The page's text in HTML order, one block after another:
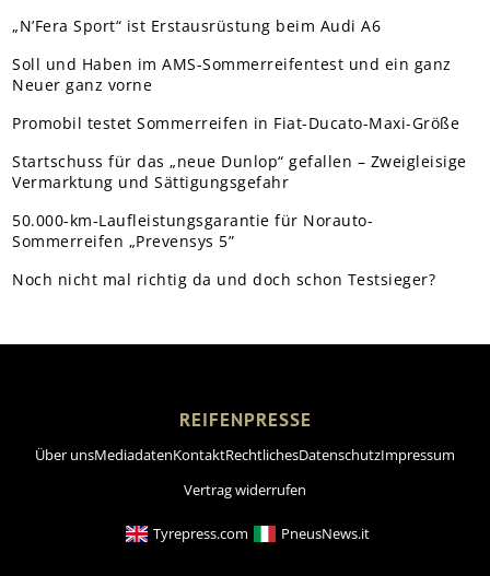
„N’Fera Sport“ ist Erstausrüstung beim Audi A6
Soll und Haben im AMS-Sommerreifentest und ein ganz
Neuer ganz vorne
Promobil testet Sommerreifen in Fiat-Ducato-Maxi-Größe
Startschuss für das „neue Dunlop“ gefallen – Zweigleisige
Vermarktung und Sättigungsgefahr
50.000-km-Laufleistungsgarantie für Norauto-
Sommerreifen „Prevensys 5”
Noch nicht mal richtig da und doch schon Testsieger?
REIFENPRESSE
Über unsMediadatenKontaktRechtlichesDatenschutzImpressum
Vertrag widerrufen
Tyrepress.com PneusNews.it